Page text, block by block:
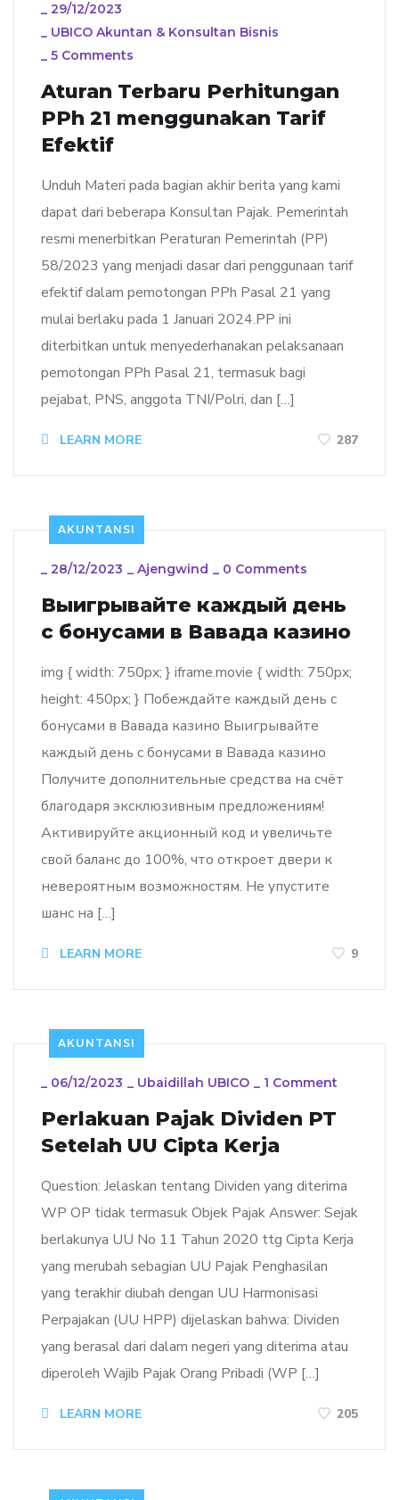
_ 29/12/2023
_ UBICO Akuntan & Konsultan Bisnis
_ 5 Comments
Aturan Terbaru Perhitungan
PPh 21 menggunakan Tarif
Efektif
Unduh Materi pada bagian akhir berita yang kami
dapat dari beberapa Konsultan Pajak. Pemerintah
resmi menerbitkan Peraturan Pemerintah (PP)
58/2023 yang menjadi dasar dari penggunaan tarif
efektif dalam pemotongan PPh Pasal 21 yang
mulai berlaku pada 1 Januari 2024.PP ini
diterbitkan untuk menyederhanakan pelaksanaan
pemotongan PPh Pasal 21, termasuk bagi
pejabat, PNS, anggota TNI/Polri, dan […]
LEARN MORE 287
AKUNTANSI
_ 28/12/2023 _ Ajengwind _ 0 Comments
Выигрывайте каждый день
с бонусами в Вавада казино
img { width: 750px; } iframe.movie { width: 750px;
height: 450px; } Побеждайте каждый день с
бонусами в Вавада казино Выигрывайте
каждый день с бонусами в Вавада казино
Получите дополнительные средства на счёт
благодаря эксклюзивным предложениям!
Активируйте акционный код и увеличьте
свой баланс до 100%, что откроет двери к
невероятным возможностям. Не упустите
шанс на […]
LEARN MORE 9
AKUNTANSI
_ 06/12/2023 _ Ubaidillah UBICO _ 1 Comment
Perlakuan Pajak Dividen PT
Setelah UU Cipta Kerja
Question: Jelaskan tentang Dividen yang diterima
WP OP tidak termasuk Objek Pajak Answer: Sejak
berlakunya UU No 11 Tahun 2020 ttg Cipta Kerja
yang merubah sebagian UU Pajak Penghasilan
yang terakhir diubah dengan UU Harmonisasi
Perpajakan (UU HPP) dijelaskan bahwa: Dividen
yang berasal dari dalam negeri yang diterima atau
diperoleh Wajib Pajak Orang Pribadi (WP […]
LEARN MORE 205